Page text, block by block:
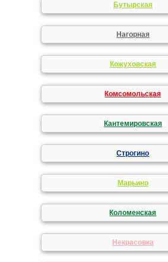
Бутырская
Нагорная
Кожуховская
Комсомольская
Кантемировская
Строгино
Марьино
Коломенская
Некрасовка